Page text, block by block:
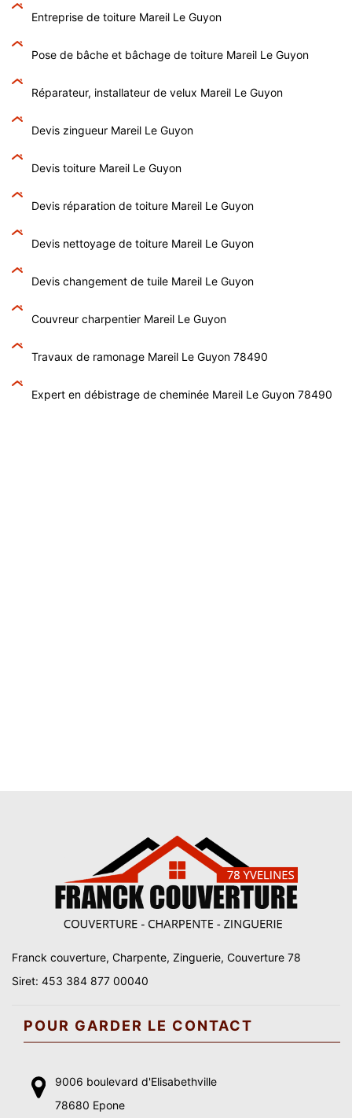
Entreprise de toiture Mareil Le Guyon
Pose de bâche et bâchage de toiture Mareil Le Guyon
Réparateur, installateur de velux Mareil Le Guyon
Devis zingueur Mareil Le Guyon
Devis toiture Mareil Le Guyon
Devis réparation de toiture Mareil Le Guyon
Devis nettoyage de toiture Mareil Le Guyon
Devis changement de tuile Mareil Le Guyon
Couvreur charpentier Mareil Le Guyon
Travaux de ramonage Mareil Le Guyon 78490
Expert en débistrage de cheminée Mareil Le Guyon 78490
Franck couverture, Charpente, Zinguerie, Couverture 78
Siret: 453 384 877 00040
POUR GARDER LE CONTACT
9006 boulevard d'Elisabethville
78680 Epone